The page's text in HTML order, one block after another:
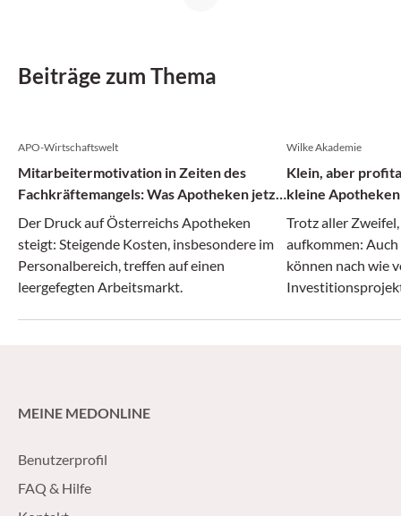
Beiträge zum Thema
APO-Wirtschaftswelt
Mitarbeitermotivation in Zeiten des
Fachkräftemangels: Was Apotheken jetzt
tun können
Der Druck auf Österreichs Apotheken
steigt: Steigende Kosten, insbesondere im
Personalbereich, treffen auf einen
leergefegten Arbeitsmarkt.
Wilke Akademie
Klein, aber
kleine
Trotz aller
aufkommen:
können nach wie
MEINE MEDONLINE
Benutzerprofil
FAQ & Hilfe